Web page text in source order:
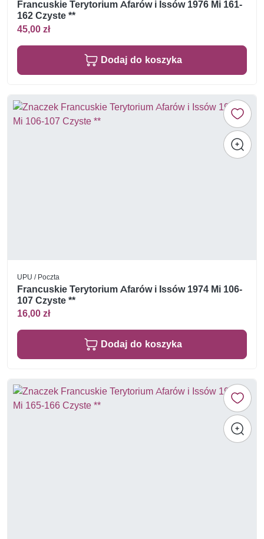
Francuskie Terytorium Afarów i Issów 1976 Mi 161-
162 Czyste **
45,00 zł
Dodaj do koszyka
UPU / Poczta
Francuskie Terytorium Afarów i Issów 1974 Mi 106-
107 Czyste **
16,00 zł
Dodaj do koszyka